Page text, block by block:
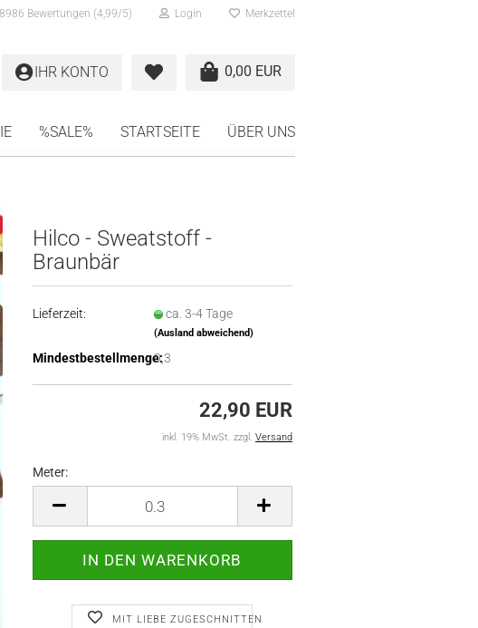
Bewertungen (4,99/5) Login Merkzettel
0,00 EUR
IHR KONTO
%SALE% STARTSEITE ÜBER UNS
Hilco - Sweatstoff -
Braunbär
Lieferzeit: ca. 3-4 Tage
(Ausland abweichend)
Mindestbestellmenge:0,3
22,90 EUR
inkl. 19% MwSt. zzgl. Versand
Meter:
Meter
MIT LIEBE ZUGESCHNITTEN